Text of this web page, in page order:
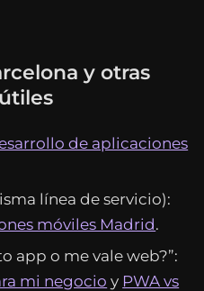
y otras
de aplicaciones
línea de servicio):
móviles Madrid.
app o me vale web?”:
mi negocio y PWA vs